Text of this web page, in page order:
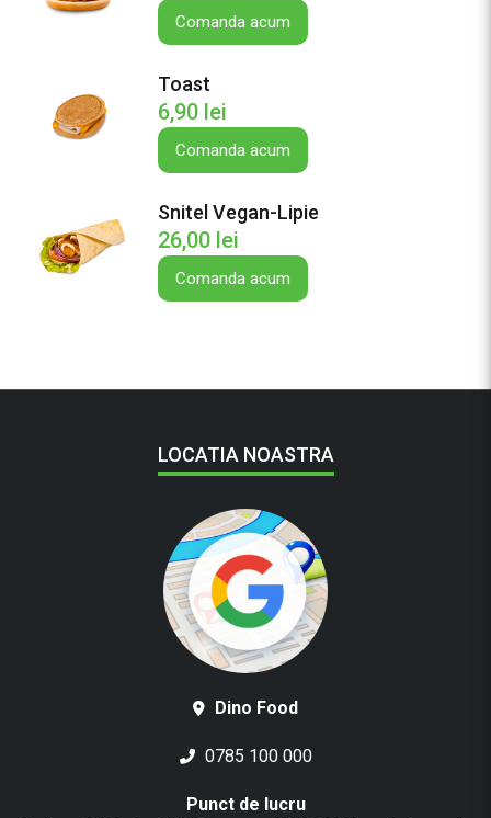
Comanda acum
Toast
6,90 lei
Comanda acum
Snitel Vegan-Lipie
26,00 lei
Comanda acum
LOCATIA NOASTRA
Dino Food
0785 100 000
Punct de lucru